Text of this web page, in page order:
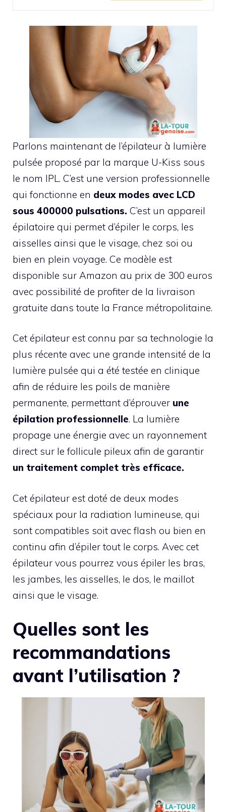
Parlons maintenant de l’épilateur à lumière
pulsée proposé par la marque U-Kiss sous
le nom IPL. C’est une version professionnelle
qui fonctionne en deux modes avec LCD
sous 400000 pulsations. C’est un appareil
épilatoire qui permet d’épiler le corps, les
aisselles ainsi que le visage, chez soi ou
bien en plein voyage. Ce modèle est
disponible sur Amazon au prix de 300 euros
avec possibilité de profiter de la livraison
gratuite dans toute la France métropolitaine.
Cet épilateur est connu par sa technologie la
plus récente avec une grande intensité de la
lumière pulsée qui a été testée en clinique
afin de réduire les poils de manière
permanente, permettant d’éprouver une
épilation professionnelle. La lumière
propage une énergie avec un rayonnement
direct sur le follicule pileux afin de garantir
un traitement complet très efficace.
Cet épilateur est doté de deux modes
spéciaux pour la radiation lumineuse, qui
sont compatibles soit avec flash ou bien en
continu afin d’épiler tout le corps. Avec cet
épilateur vous pourrez vous épiler les bras,
les jambes, les aisselles, le dos, le maillot
ainsi que le visage.
Quelles sont les
recommandations
avant l’utilisation ?